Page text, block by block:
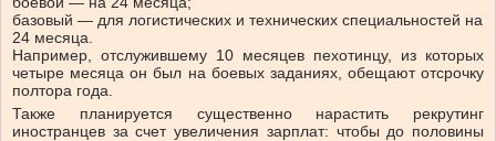
базовый — для логистических и технических специальностей на
24 месяца.
Например, отслужившему 10 месяцев пехотинцу, из которых
четыре месяца он был на боевых заданиях, обещают отсрочку
полтора года.
Также планируется существенно нарастить рекрутинг
иностранцев за счет увеличения зарплат: чтобы до половины